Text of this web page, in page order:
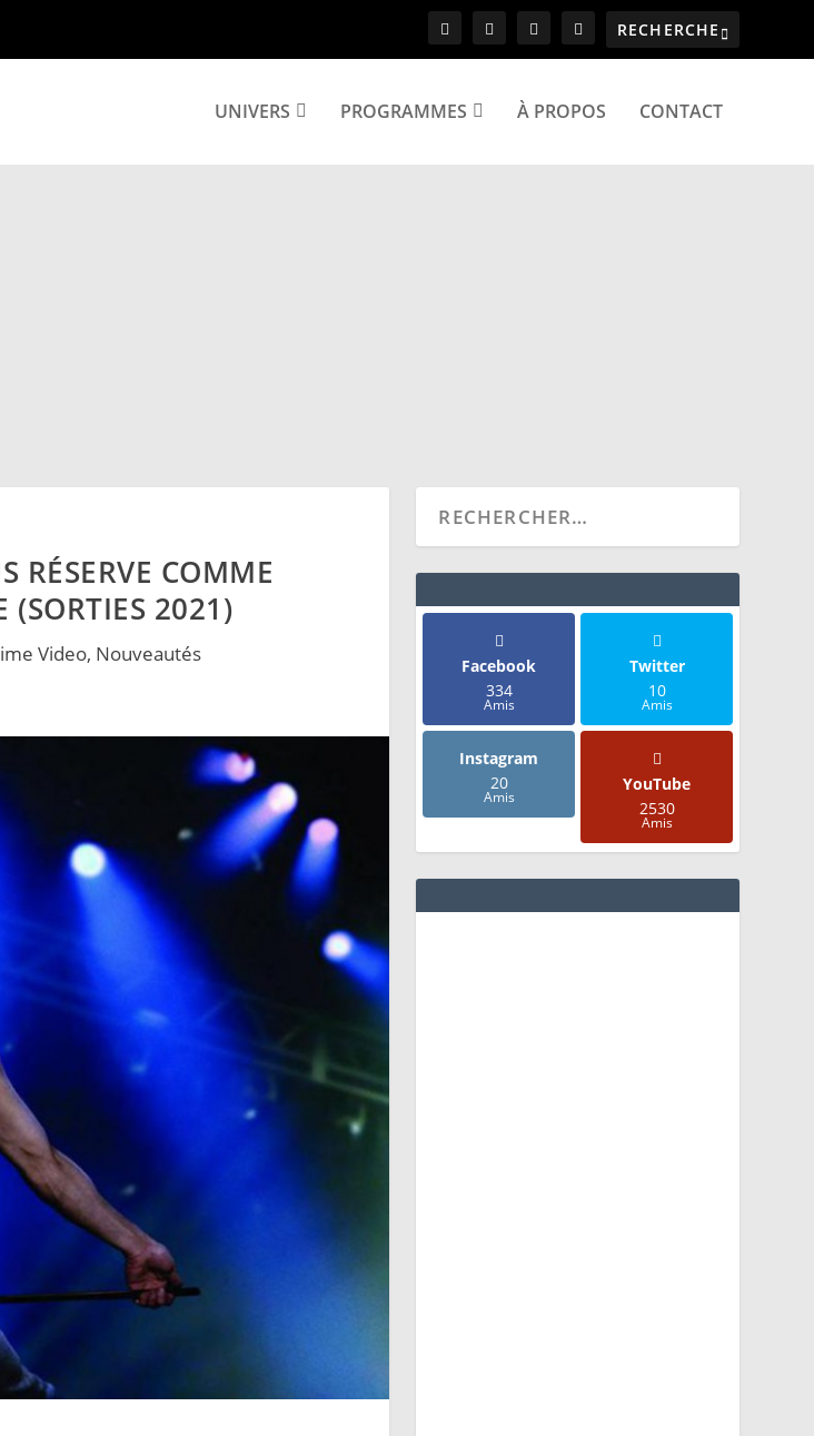
UNIVERS PROGRAMMES À PROPOS CONTACT
RÉSERVE COMME
(SORTIES 2021)
Video, Nouveautés
Facebook
334
Amis
Twitter
10
Amis
Instagram
20
Amis
YouTube
2530
Amis